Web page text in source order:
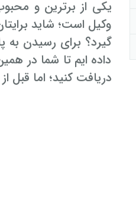
یکی از برترین و
وکیل است؛ شاید
گیرد؟ برای رسیدن به
داده ایم تا شما در
دریافت کنید؛ اما قبل